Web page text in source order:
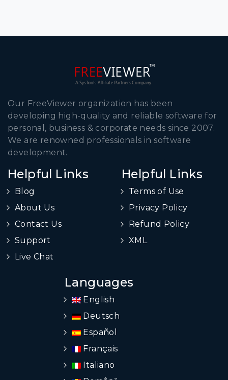
Our FreeViewer organization has been
developing high-quality and reliable software for
personal, business & corporate needs since 2007.
We are renowned professionals in software
development.
Helpful Links
Blog
About Us
Contact Us
Support
Live Chat
Helpful Links
Terms of Use
Privacy Policy
Refund Policy
XML
Languages
English
Deutsch
Español
Français
Italiano